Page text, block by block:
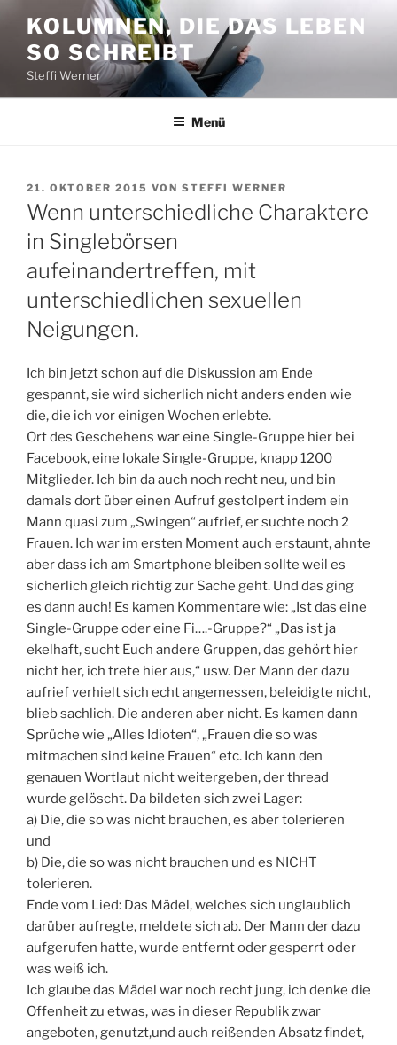
Inhalt
springen
KOLUMNEN, DIE DAS LEBEN
SO SCHREIBT
Steffi Werner
Menü
VERÖFFENTLICHT
AM
21. OKTOBER 2015 VON STEFFI WERNER
Wenn unterschiedliche Charaktere
in Singlebörsen
aufeinandertreffen, mit
unterschiedlichen sexuellen
Neigungen.
Ich bin jetzt schon auf die Diskussion am Ende
gespannt, sie wird sicherlich nicht anders enden wie
die, die ich vor einigen Wochen erlebte.
Ort des Geschehens war eine Single-Gruppe hier bei
Facebook, eine lokale Single-Gruppe, knapp 1200
Mitglieder. Ich bin da auch noch recht neu, und bin
damals dort über einen Aufruf gestolpert indem ein
Mann quasi zum „Swingen“ aufrief, er suchte noch 2
Frauen. Ich war im ersten Moment auch erstaunt, ahnte
aber dass ich am Smartphone bleiben sollte weil es
sicherlich gleich richtig zur Sache geht. Und das ging
es dann auch! Es kamen Kommentare wie: „Ist das eine
Single-Gruppe oder eine Fi….-Gruppe?“ „Das ist ja
ekelhaft, sucht Euch andere Gruppen, das gehört hier
nicht her, ich trete hier aus,“ usw. Der Mann der dazu
aufrief verhielt sich echt angemessen, beleidigte nicht,
blieb sachlich. Die anderen aber nicht. Es kamen dann
Sprüche wie „Alles Idioten“, „Frauen die so was
mitmachen sind keine Frauen“ etc. Ich kann den
genauen Wortlaut nicht weitergeben, der thread
wurde gelöscht. Da bildeten sich zwei Lager:
a) Die, die so was nicht brauchen, es aber tolerieren
und
b) Die, die so was nicht brauchen und es NICHT
tolerieren.
Ende vom Lied: Das Mädel, welches sich unglaublich
darüber aufregte, meldete sich ab. Der Mann der dazu
aufgerufen hatte, wurde entfernt oder gesperrt oder
was weiß ich.
Ich glaube das Mädel war noch recht jung, ich denke die
Offenheit zu etwas, was in dieser Republik zwar
angeboten, genutzt,und auch reißenden Absatz findet,